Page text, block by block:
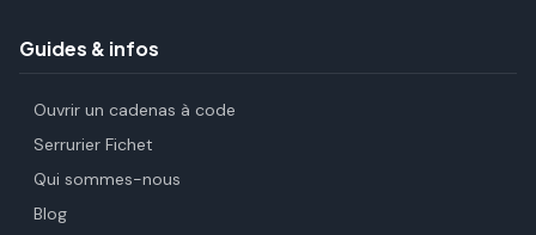
Guides & infos
Ouvrir un cadenas à code
Serrurier Fichet
Qui sommes-nous
Blog